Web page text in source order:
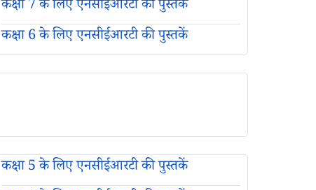
कक्षा 7 के लिए एनसीईआरटी की पुस्तकें
कक्षा 6 के लिए एनसीईआरटी की पुस्तकें
कक्षा 5 के लिए एनसीईआरटी की पुस्तकें